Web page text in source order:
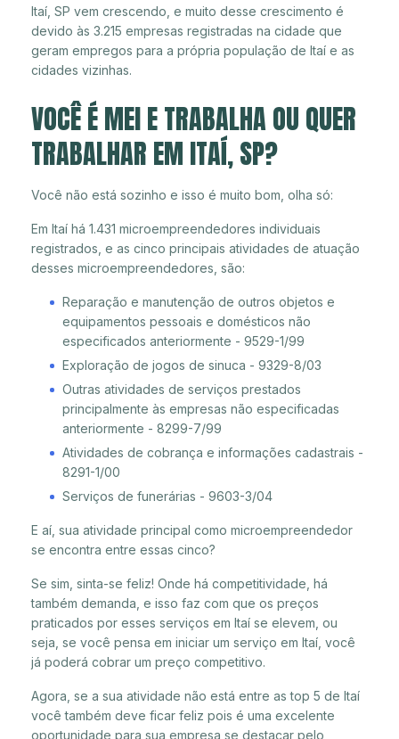
Itaí, SP vem crescendo, e muito desse crescimento é
devido às 3.215 empresas registradas na cidade que
geram empregos para a própria população de Itaí e as
cidades vizinhas.
VOCÊ É MEI E TRABALHA OU QUER
TRABALHAR EM ITAÍ, SP?
Você não está sozinho e isso é muito bom, olha só:
Em Itaí há 1.431 microempreendedores individuais
registrados, e as cinco principais atividades de atuação
desses microempreendedores, são:
Reparação e manutenção de outros objetos e
equipamentos pessoais e domésticos não
especificados anteriormente - 9529-1/99
Exploração de jogos de sinuca - 9329-8/03
Outras atividades de serviços prestados
principalmente às empresas não especificadas
anteriormente - 8299-7/99
Atividades de cobrança e informações cadastrais -
8291-1/00
Serviços de funerárias - 9603-3/04
E aí, sua atividade principal como microempreendedor
se encontra entre essas cinco?
Se sim, sinta-se feliz! Onde há competitividade, há
também demanda, e isso faz com que os preços
praticados por esses serviços em Itaí se elevem, ou
seja, se você pensa em iniciar um serviço em Itaí, você
já poderá cobrar um preço competitivo.
Agora, se a sua atividade não está entre as top 5 de Itaí
você também deve ficar feliz pois é uma excelente
oportunidade para sua empresa se destacar pelo